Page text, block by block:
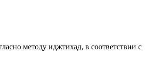
методу иджтихад, в соответствии с